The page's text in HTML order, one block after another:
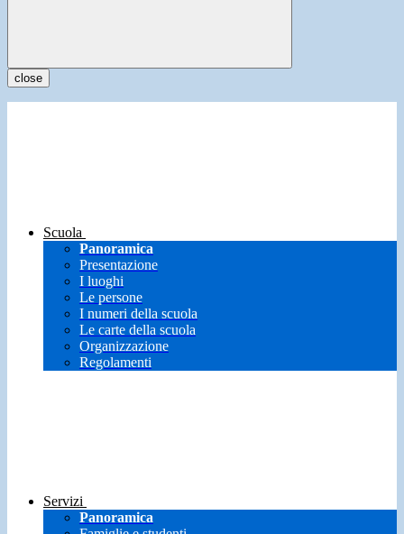
close
Scuola
Panoramica
Presentazione
I luoghi
Le persone
I numeri della scuola
Le carte della scuola
Organizzazione
Regolamenti
Servizi
Panoramica